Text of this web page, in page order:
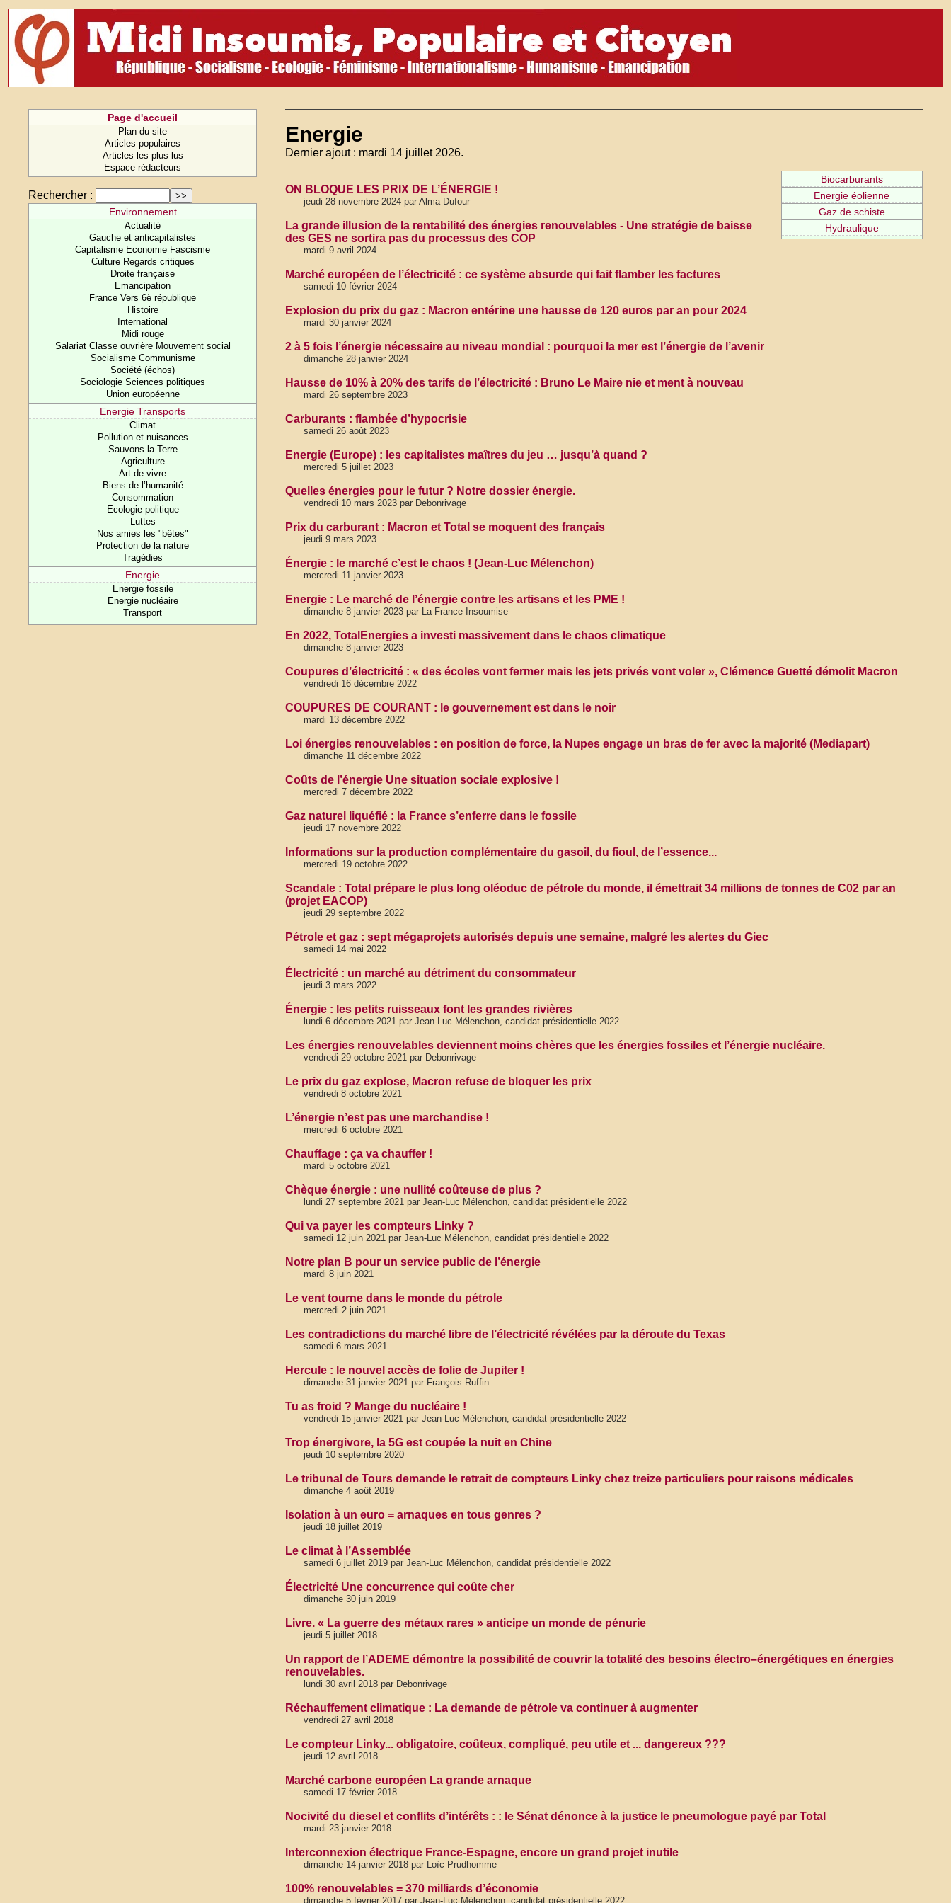
Page d'accueil
Plan du site
Articles populaires
Articles les plus lus
Espace rédacteurs
Rechercher :
Environnement
Actualité
Gauche et anticapitalistes
Capitalisme Economie Fascisme
Culture Regards critiques
Droite française
Emancipation
France Vers 6è république
Histoire
International
Midi rouge
Salariat Classe ouvrière Mouvement social
Socialisme Communisme
Société (échos)
Sociologie Sciences politiques
Union européenne
Energie Transports
Climat
Pollution et nuisances
Sauvons la Terre
Agriculture
Art de vivre
Biens de l’humanité
Consommation
Ecologie politique
Luttes
Nos amies les "bêtes"
Protection de la nature
Tragédies
Energie
Energie fossile
Energie nucléaire
Transport
Energie
Dernier ajout : mardi 14 juillet 2026.
Biocarburants
Energie éolienne
Gaz de schiste
Hydraulique
ON BLOQUE LES PRIX DE L’ÉNERGIE !
jeudi 28 novembre 2024 par Alma Dufour
La grande illusion de la rentabilité des énergies renouvelables - Une stratégie de baisse
des GES ne sortira pas du processus des COP
mardi 9 avril 2024
Marché européen de l’électricité : ce système absurde qui fait flamber les factures
samedi 10 février 2024
Explosion du prix du gaz : Macron entérine une hausse de 120 euros par an pour 2024
mardi 30 janvier 2024
2 à 5 fois l’énergie nécessaire au niveau mondial : pourquoi la mer est l’énergie de l’avenir
dimanche 28 janvier 2024
Hausse de 10% à 20% des tarifs de l’électricité : Bruno Le Maire nie et ment à nouveau
mardi 26 septembre 2023
Carburants : flambée d’hypocrisie
samedi 26 août 2023
Energie (Europe) : les capitalistes maîtres du jeu … jusqu’à quand ?
mercredi 5 juillet 2023
Quelles énergies pour le futur ? Notre dossier énergie.
vendredi 10 mars 2023 par Debonrivage
Prix du carburant : Macron et Total se moquent des français
jeudi 9 mars 2023
Énergie : le marché c’est le chaos ! (Jean-Luc Mélenchon)
mercredi 11 janvier 2023
Energie : Le marché de l’énergie contre les artisans et les PME !
dimanche 8 janvier 2023 par La France Insoumise
En 2022, TotalEnergies a investi massivement dans le chaos climatique
dimanche 8 janvier 2023
Coupures d’électricité : « des écoles vont fermer mais les jets privés vont voler », Clémence Guetté démolit Macron
vendredi 16 décembre 2022
COUPURES DE COURANT : le gouvernement est dans le noir
mardi 13 décembre 2022
Loi énergies renouvelables : en position de force, la Nupes engage un bras de fer avec la majorité (Mediapart)
dimanche 11 décembre 2022
Coûts de l’énergie Une situation sociale explosive !
mercredi 7 décembre 2022
Gaz naturel liquéfié : la France s’enferre dans le fossile
jeudi 17 novembre 2022
Informations sur la production complémentaire du gasoil, du fioul, de l’essence...
mercredi 19 octobre 2022
Scandale : Total prépare le plus long oléoduc de pétrole du monde, il émettrait 34 millions de tonnes de C02 par an
(projet EACOP)
jeudi 29 septembre 2022
Pétrole et gaz : sept mégaprojets autorisés depuis une semaine, malgré les alertes du Giec
samedi 14 mai 2022
Électricité : un marché au détriment du consommateur
jeudi 3 mars 2022
Énergie : les petits ruisseaux font les grandes rivières
lundi 6 décembre 2021 par Jean-Luc Mélenchon, candidat présidentielle 2022
Les énergies renouvelables deviennent moins chères que les énergies fossiles et l’énergie nucléaire.
vendredi 29 octobre 2021 par Debonrivage
Le prix du gaz explose, Macron refuse de bloquer les prix
vendredi 8 octobre 2021
L’énergie n’est pas une marchandise !
mercredi 6 octobre 2021
Chauffage : ça va chauffer !
mardi 5 octobre 2021
Chèque énergie : une nullité coûteuse de plus ?
lundi 27 septembre 2021 par Jean-Luc Mélenchon, candidat présidentielle 2022
Qui va payer les compteurs Linky ?
samedi 12 juin 2021 par Jean-Luc Mélenchon, candidat présidentielle 2022
Notre plan B pour un service public de l’énergie
mardi 8 juin 2021
Le vent tourne dans le monde du pétrole
mercredi 2 juin 2021
Les contradictions du marché libre de l’électricité révélées par la déroute du Texas
samedi 6 mars 2021
Hercule : le nouvel accès de folie de Jupiter !
dimanche 31 janvier 2021 par François Ruffin
Tu as froid ? Mange du nucléaire !
vendredi 15 janvier 2021 par Jean-Luc Mélenchon, candidat présidentielle 2022
Trop énergivore, la 5G est coupée la nuit en Chine
jeudi 10 septembre 2020
Le tribunal de Tours demande le retrait de compteurs Linky chez treize particuliers pour raisons médicales
dimanche 4 août 2019
Isolation à un euro = arnaques en tous genres ?
jeudi 18 juillet 2019
Le climat à l’Assemblée
samedi 6 juillet 2019 par Jean-Luc Mélenchon, candidat présidentielle 2022
Électricité Une concurrence qui coûte cher
dimanche 30 juin 2019
Livre. « La guerre des métaux rares » anticipe un monde de pénurie
jeudi 5 juillet 2018
Un rapport de l’ADEME démontre la possibilité de couvrir la totalité des besoins électro–énergétiques en énergies
renouvelables.
lundi 30 avril 2018 par Debonrivage
Réchauffement climatique : La demande de pétrole va continuer à augmenter
vendredi 27 avril 2018
Le compteur Linky... obligatoire, coûteux, compliqué, peu utile et ... dangereux ???
jeudi 12 avril 2018
Marché carbone européen La grande arnaque
samedi 17 février 2018
Nocivité du diesel et conflits d’intérêts : : le Sénat dénonce à la justice le pneumologue payé par Total
mardi 23 janvier 2018
Interconnexion électrique France-Espagne, encore un grand projet inutile
dimanche 14 janvier 2018 par Loïc Prudhomme
100% renouvelables = 370 milliards d’économie
dimanche 5 février 2017 par Jean-Luc Mélenchon, candidat présidentielle 2022